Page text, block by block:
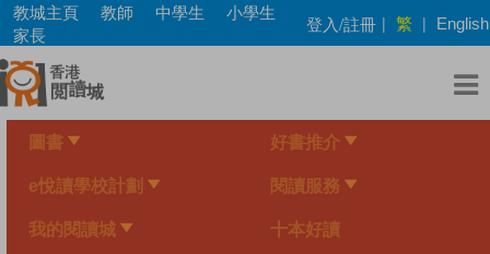
Skip
main
content
教城主頁 教師 中學生
小學生
家長
登入/註冊 | 繁 | English
圖書 好書推介
e悅讀學校計劃 閱讀服務
我的閱讀城 十本好讀